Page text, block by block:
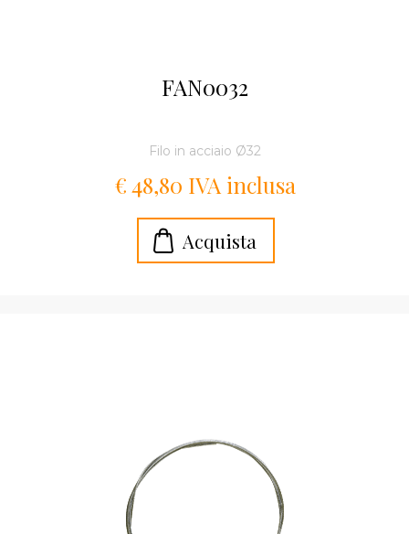
FAN0032
Filo in acciaio Ø32
€ 48,80 IVA inclusa